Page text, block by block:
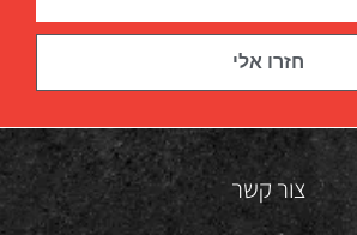
חזרו אלי
צור קשר